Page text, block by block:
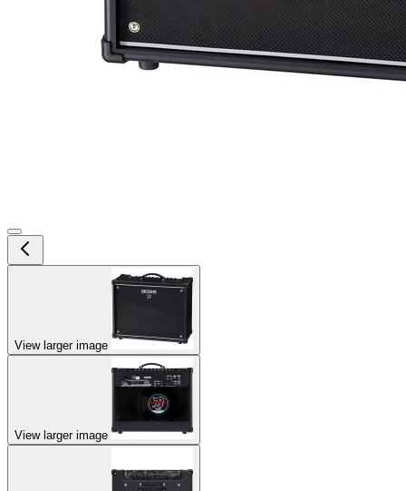
View larger image
View larger image